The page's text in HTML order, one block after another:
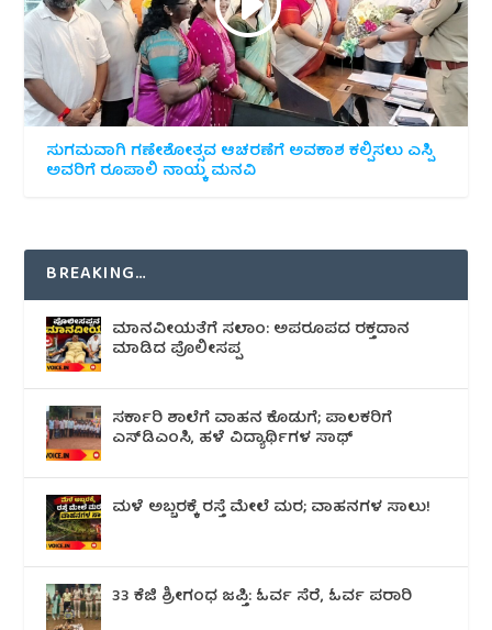
ಸುಗಮವಾಗಿ ಗಣೇಶೋತ್ಸವ ಆಚರಣೆಗೆ ಅವಕಾಶ ಕಲ್ಪಿಸಲು ಎಸ್ಪಿ
ಅವರಿಗೆ ರೂಪಾಲಿ ನಾಯ್ಕ ಮನವಿ
BREAKING…
ಮಾನವೀಯತೆಗೆ ಸಲಾಂ: ಅಪರೂಪದ ರಕ್ತದಾನ
ಮಾಡಿದ ಪೊಲೀಸಪ್ಪ
ಸರ್ಕಾರಿ ಶಾಲೆಗೆ ವಾಹನ ಕೊಡುಗೆ; ಪಾಲಕರಿಗೆ
ಎಸ್‌ಡಿಎಂಸಿ, ಹಳೆ ವಿದ್ಯಾರ್ಥಿಗಳ ಸಾಥ್
ಮಳೆ ಅಬ್ಬರಕ್ಕೆ ರಸ್ತೆ ಮೇಲೆ ಮರ; ವಾಹನಗಳ ಸಾಲು!
33 ಕೆಜಿ ಶ್ರೀಗಂಧ ಜಪ್ತಿ: ಓರ್ವ ಸೆರೆ, ಓರ್ವ ಪರಾರಿ